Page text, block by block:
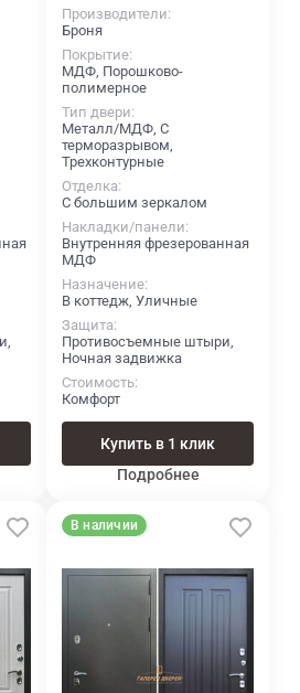
Производители
Броня
Покрытие
МДФ, Порошково-
полимерное
Тип двери
Металл/МДФ, С
терморазрывом,
Трехконтурные
Отделка
С большим зеркалом
Накладки/панели
Внутренняя фрезерованная
МДФ
Назначение
В коттедж, Уличные
Защита
Противосъемные штыри,
Ночная задвижка
Стоимость
Комфорт
Купить в 1 клик
Подробнее
В наличии